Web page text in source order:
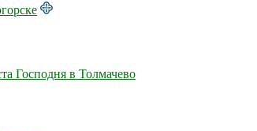
Господня в Толмачево